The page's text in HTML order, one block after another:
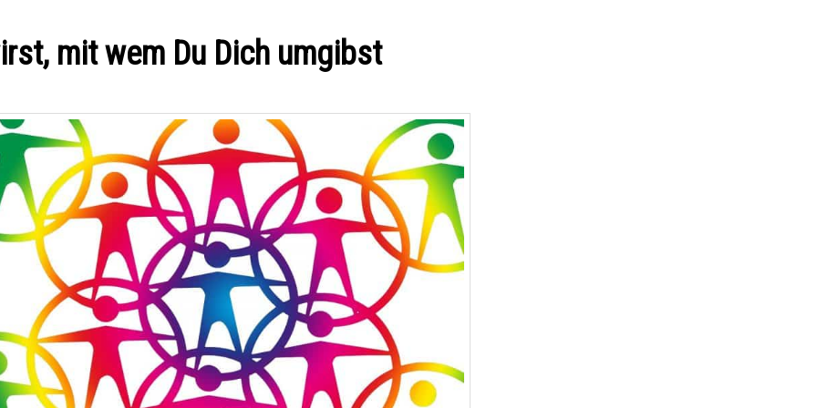
mit wem Du Dich umgibst